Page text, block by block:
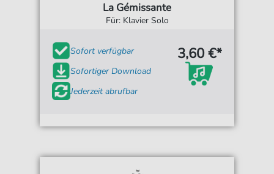
La Gémissante
Für: Klavier Solo
Sofort verfügbar
Sofortiger Download
Jederzeit abrufbar
3,60 €*